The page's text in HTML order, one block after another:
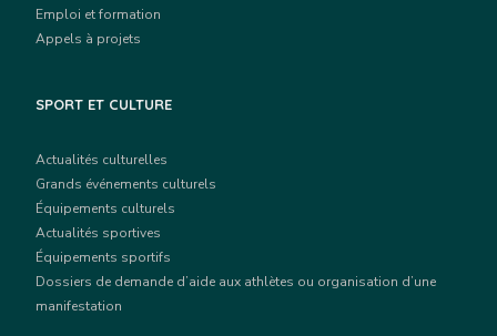
Emploi et formation
Appels à projets
SPORT ET CULTURE
Actualités culturelles
Grands événements culturels
Équipements culturels
Actualités sportives
Équipements sportifs
Dossiers de demande d’aide aux athlètes ou organisation d’une
manifestation